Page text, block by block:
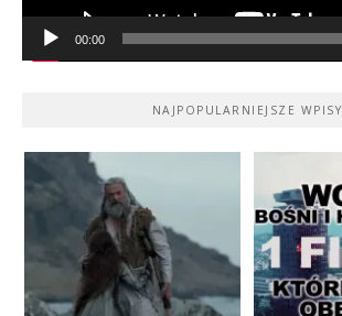
00:00
NAJPOPULARNIEJSZE WPISY